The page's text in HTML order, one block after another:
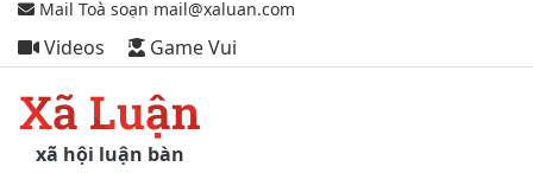
Mail Toà soạn mail@xaluan.com
Videos Game Vui
Xã Luận
xã hội luận bàn